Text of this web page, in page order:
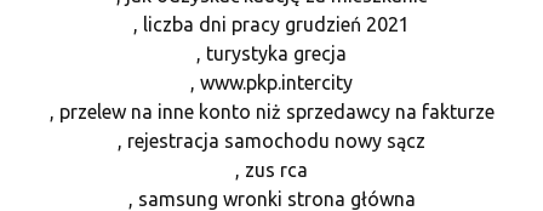
, liczba dni pracy grudzień 2021
, turystyka grecja
, www.pkp.intercity
, przelew na inne konto niż sprzedawcy na fakturze
, rejestracja samochodu nowy sącz
, zus rca
, samsung wronki strona główna